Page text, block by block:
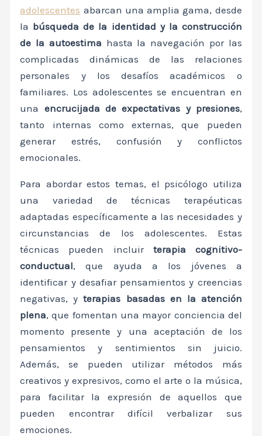
adolescentes abarcan una amplia gama, desde
la búsqueda de la identidad y la construcción
de la autoestima hasta la navegación por las
complicadas dinámicas de las relaciones
personales y los desafíos académicos o
familiares. Los adolescentes se encuentran en
una encrucijada de expectativas y presiones,
tanto internas como externas, que pueden
generar estrés, confusión y conflictos
emocionales.
Para abordar estos temas, el psicólogo utiliza
una variedad de técnicas terapéuticas
adaptadas específicamente a las necesidades y
circunstancias de los adolescentes. Estas
técnicas pueden incluir terapia cognitivo-
conductual, que ayuda a los jóvenes a
identificar y desafiar pensamientos y creencias
negativas, yterapias basadas en la atención
plena, que fomentan una mayor conciencia del
momento presente y una aceptación de los
pensamientos y sentimientos sin juicio.
Además, se pueden utilizar métodos más
creativos y expresivos, como el arte o la música,
para facilitar la expresión de aquellos que
pueden encontrar difícil verbalizar sus
emociones.